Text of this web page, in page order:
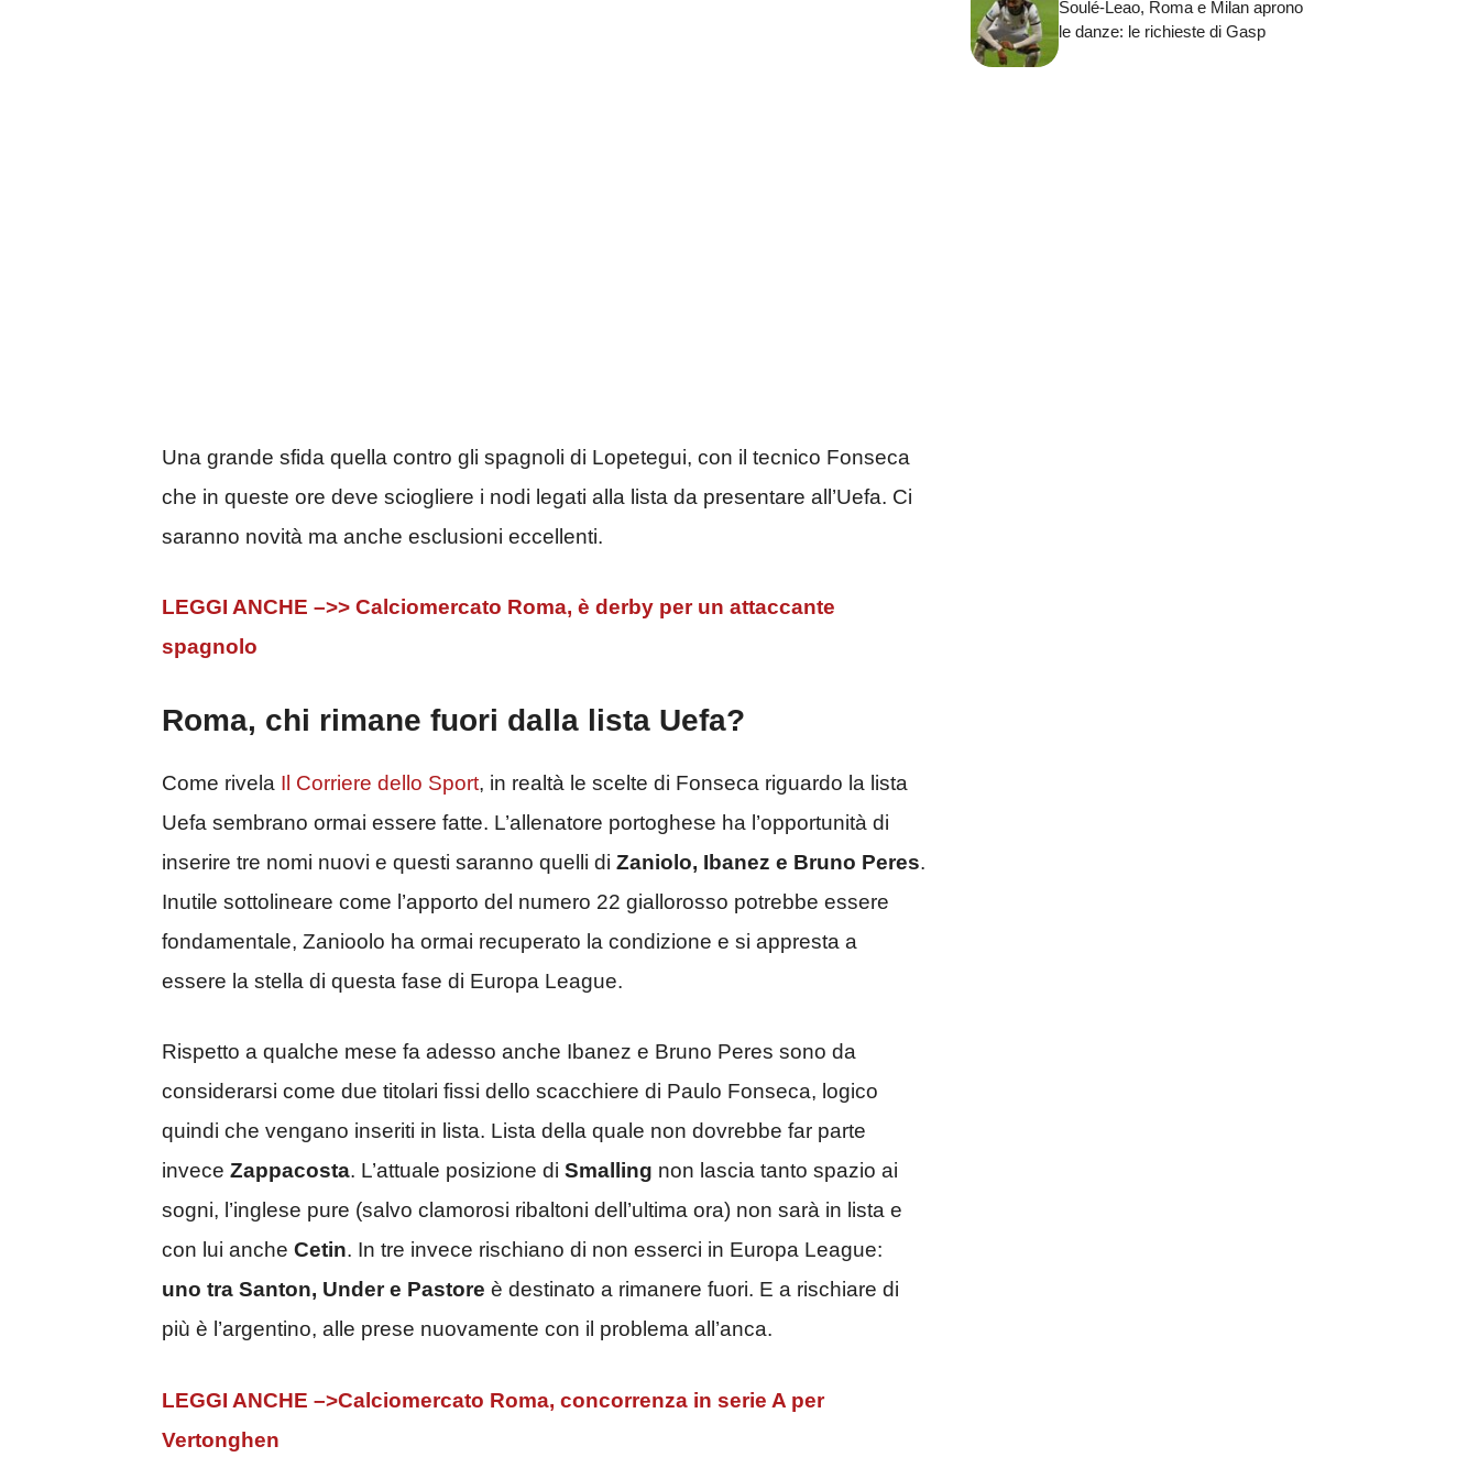
Una grande sfida quella contro gli spagnoli di Lopetegui, con il tecnico Fonseca
che in queste ore deve sciogliere i nodi legati alla lista da presentare all’Uefa. Ci
saranno novità ma anche esclusioni eccellenti.
LEGGI ANCHE –>> Calciomercato Roma, è derby per un attaccante
spagnolo
Roma, chi rimane fuori dalla lista Uefa?
Come rivela Il Corriere dello Sport, in realtà le scelte di Fonseca riguardo la lista
Uefa sembrano ormai essere fatte. L’allenatore portoghese ha l’opportunità di
inserire tre nomi nuovi e questi saranno quelli di Zaniolo, Ibanez e Bruno Peres.
Inutile sottolineare come l’apporto del numero 22 giallorosso potrebbe essere
fondamentale, Zanioolo ha ormai recuperato la condizione e si appresta a
essere la stella di questa fase di Europa League.
Rispetto a qualche mese fa adesso anche Ibanez e Bruno Peres sono da
considerarsi come due titolari fissi dello scacchiere di Paulo Fonseca, logico
quindi che vengano inseriti in lista. Lista della quale non dovrebbe far parte
invece Zappacosta. L’attuale posizione di Smalling non lascia tanto spazio ai
sogni, l’inglese pure (salvo clamorosi ribaltoni dell’ultima ora) non sarà in lista e
con lui anche Cetin. In tre invece rischiano di non esserci in Europa League:
uno tra Santon, Under e Pastore è destinato a rimanere fuori. E a rischiare di
più è l’argentino, alle prese nuovamente con il problema all’anca.
LEGGI ANCHE –>Calciomercato Roma, concorrenza in serie A per
Vertonghen
Soulé-Leao, Roma e Milan aprono
le danze: le richieste di Gasp